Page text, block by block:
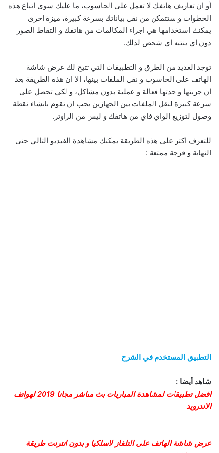
أو ان تعاريف هاتفك لا تعمل على الحاسوب، ما عليك سوى اتباع هذه
الخطوات و ستتمكن من نقل بياناتك بسرعة كبيرة، ميزة اخرى
يمكنك استخدامها هي اجراء المكالمات من هاتفك و التقاط الصور
دون اي ينتبه اي شخص لذلك.
توجد العديد من الطرق و التطبيقات التي تتيح لك عرض شاشة
الهاتف على الحاسوب و نقل الملفات بينها، الا ان هذه الطريقة بعد
ان جربتها و جدتها فعالة و عملية بدون مشاكل، و لكي تحصل على
سرعة كبيرة لنقل الملفات بين الجهازين يجب ان تقوم بانشاء نقطة
وصول لتوزيع الواي فاي من هاتفك و ليس من الراوتر.
للتعرف اكثر على هذه الطريقة يمكنك مشاهدة الفيديو التالي حتى
النهاية و فرجة ممتعة :
التطبيق المستخدم في الشرح
شاهد أيضا :
افضل تطبيقات لمشاهدة المباريات بث مباشر مجانا 2019 لهواتف
الاندرويد
عرض شاشة الهاتف على التلفاز لاسلكيا و بدون انترنت طريقة